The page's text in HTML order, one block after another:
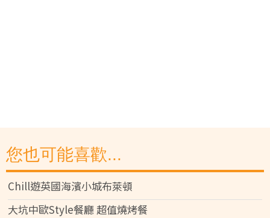
您也可能喜歡...
Chill遊英國海濱小城布萊頓
大坑中歐Style餐廳 超值燒烤餐